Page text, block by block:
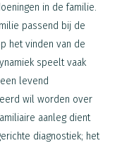
in de familie.
passend bij de
het vinden van de
speelt vaak
levend
wil worden over
aanleg dient
diagnostiek; het